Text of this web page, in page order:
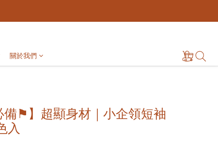
關於我們
備⚑】超顯身材｜小企領短袖
入